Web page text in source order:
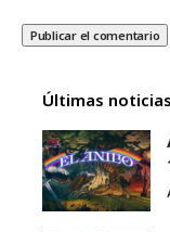
Últimas noticias